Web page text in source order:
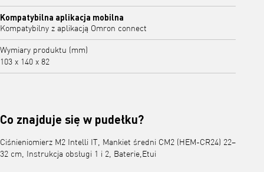
Kompatybilna aplikacja mobilna
Kompatybilny z aplikacją Omron connect
Wymiary produktu (mm)
103 x 140 x 82
Co znajduje się w pudełku?
Ciśnieniomierz M2 Intelli IT, Mankiet średni CM2 (HEM-CR24) 22–
32 cm, Instrukcja obsługi 1 i 2, Baterie,Etui